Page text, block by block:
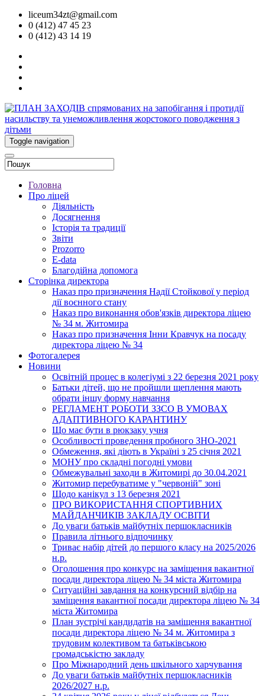
liceum34zt@gmail.com
0 (412) 47 45 23
0 (412) 43 14 19
Toggle navigation
Головна
Про ліцей
Діяльність
Досягнення
Історія та традиції
Звіти
Prozorro
E-data
Благодійна допомога
Сторінка директора
Наказ про призначення Надії Стойкової у період
дії воєнного стану
Наказ про виконання обов'язків директора ліцею
№ 34 м. Житомира
Наказ про призначення Інни Кравчук на посаду
директора ліцею № 34
Фотогалерея
Новини
Освітній процес в колегіумі з 22 березня 2021 року
Батьки дітей, що не пройшли щеплення мають
обрати іншу форму навчання
РЕГЛАМЕНТ РОБОТИ ЗЗСО В УМОВАХ
АДАПТИВНОГО КАРАНТИНУ
Що має бути в рюкзаку учня
Особливості проведення пробного ЗНО-2021
Обмеження, які діють в Україні з 25 січня 2021
МОНУ про складні погодні умови
Обмежувальні заходи в Житомирі до 30.04.2021
Житомир перебуватиме у "червоній" зоні
Щодо канікул з 13 березня 2021
ПРО ВИКОРИСТАННЯ СПОРТИВНИХ
МАЙДАНЧИКІВ ЗАКЛАДУ ОСВІТИ
До уваги батьків майбутніх першокласників
Правила літнього відпочинку
Триває набір дітей до першого класу на 2025/2026
н.р.
Оголошення про конкурс на заміщення вакантної
посади директора ліцею № 34 міста Житомира
Ситуаційні завдання на конкурсний відбір на
заміщення вакантної посади директора ліцею № 34
міста Житомира
План зустрічі кандидатів на заміщення вакантної
посади директора ліцею № 34 м. Житомира з
трудовим колективом та батьківською
громадськістю закладу
Про Міжнародний день шкільного харчування
До уваги батьків майбутніх першокласників
2026/2027 н.р.